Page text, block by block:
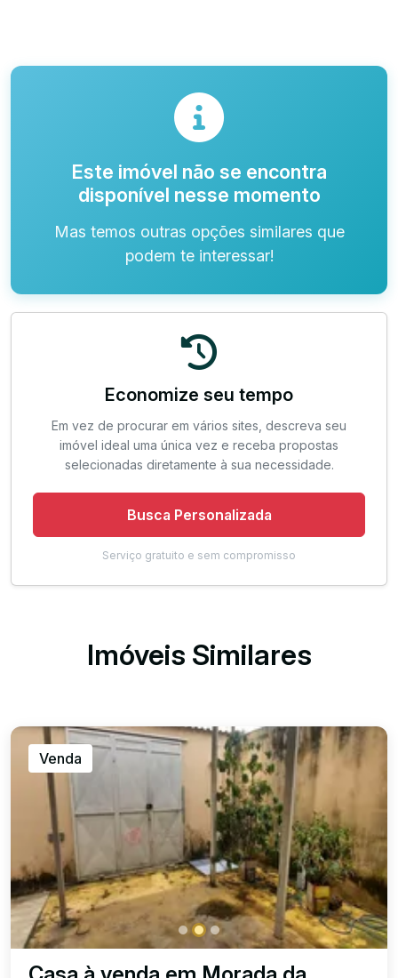
Este imóvel não se encontra
disponível nesse momento
Mas temos outras opções similares que
podem te interessar!
Economize seu tempo
Em vez de procurar em vários sites, descreva seu
imóvel ideal uma única vez e receba propostas
selecionadas diretamente à sua necessidade.
Busca Personalizada
Serviço gratuito e sem compromisso
Imóveis Similares
Venda